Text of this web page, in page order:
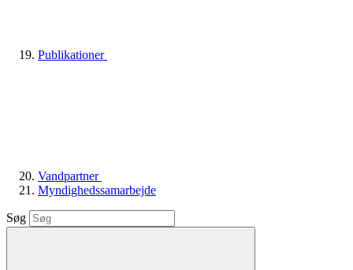
Publikationer
Vandpartner
Myndighedssamarbejde
Søg